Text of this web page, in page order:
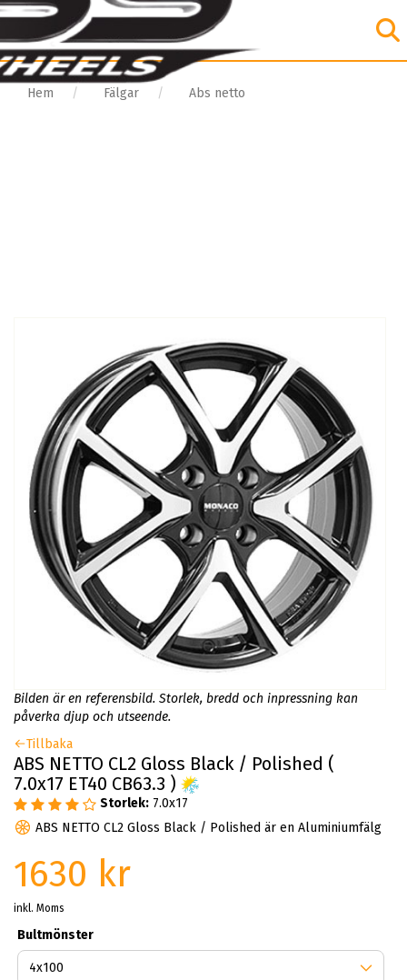
Hem Fälgar Abs netto
Bilden är en referensbild. Storlek, bredd och inpressning kan
påverka djup och utseende.
Tillbaka
ABS NETTO CL2 Gloss Black / Polished (
7.0x17 ET40 CB63.3 )
Storlek: 7.0x17
ABS NETTO CL2 Gloss Black / Polished är en Aluminiumfälg
1630 kr
inkl. Moms
Bultmönster